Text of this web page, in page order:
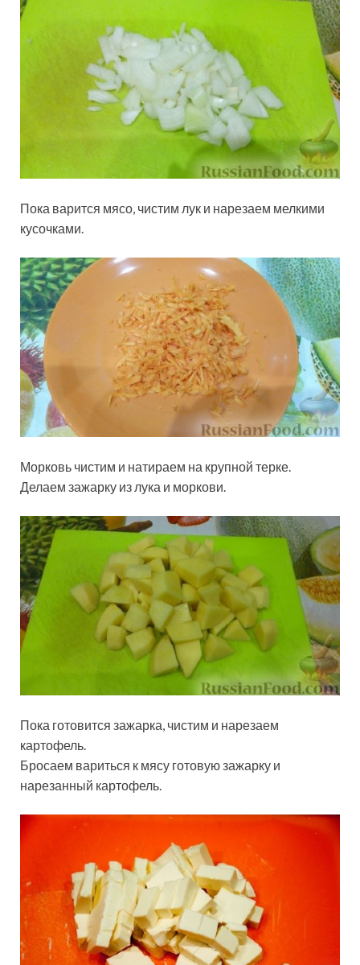
Пока варится мясо, чистим лук и нарезаем мелкими
кусочками.
Морковь чистим и натираем на крупной терке.
Делаем зажарку из лука и моркови.
Пока готовится зажарка, чистим и нарезаем
картофель.
Бросаем вариться к мясу готовую зажарку и
нарезанный картофель.